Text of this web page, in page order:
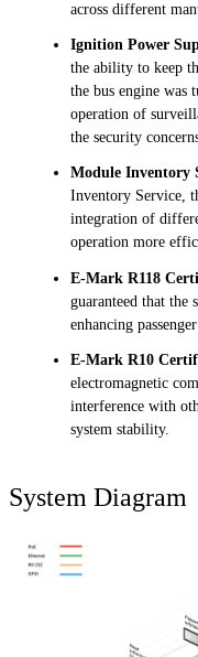
across different
Ignition Power
the ability to keep
the bus engine was
operation of
the security
Module Inventory
Inventory Service,
integration of
operation more
E-Mark R118
guaranteed that the
enhancing
E-Mark R10
electromagnetic
interference with
system stability.
System Diagram